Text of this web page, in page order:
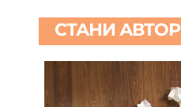
СТАНИ АВТОР